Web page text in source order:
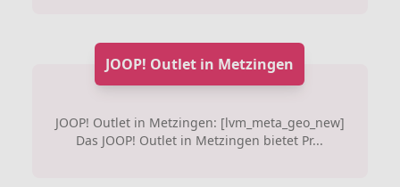
JOOP! Outlet in Metzingen
JOOP! Outlet in Metzingen: [lvm_meta_geo_new]
Das JOOP! Outlet in Metzingen bietet Pr...